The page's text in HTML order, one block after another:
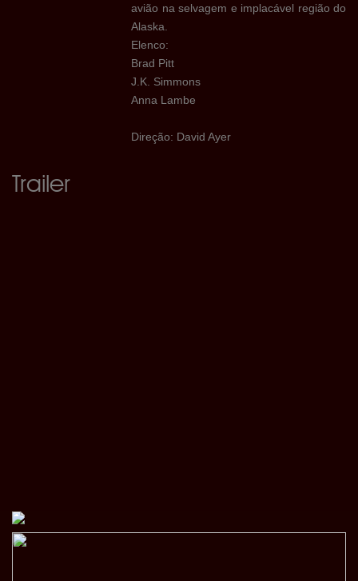
avião na selvagem e implacável região do
Alaska.
Elenco:
Brad Pitt
J.K. Simmons
Anna Lambe
Direção: David Ayer
Trailer